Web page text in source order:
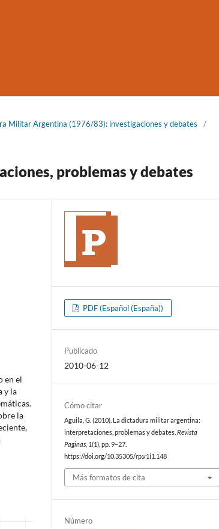
Militar Argentina (1976/83): investigaciones y debates
/
problemas y debates
en el
y la
la
PDF (Español (España))
Publicado
2010-06-12
Cómo citar
Aguila, G. (2010). La dictadura militar argentina:
interpretaciones, problemas y debates.Revista
Paginas 1(1), pp. 9–27.
https://doi.org/10.35305/rp.v1i1.148
Más formatos de cita
Número